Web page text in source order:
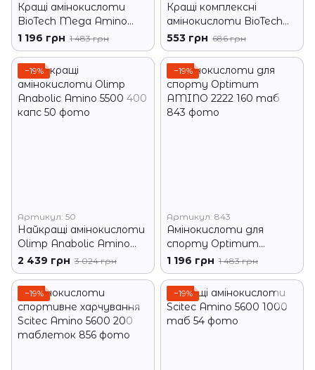
Кращі амінокислоти
BioTech Mega Amino
3200 300 табл
1 196 грн 1 483 грн
Кращі комплексні
амінокислоти BioTech
Mega Amino 3200 100
таб
553 грн 686 грн
−19%
Артикул: 50
Найкращі амінокислоти
Olimp Anabolic Amino
5500 400 капс
2 439 грн 3 024 грн
−19%
Артикул: 843
Амінокислоти для
спорту Optimum
AMINO 2222 160 таб
1 196 грн 1 483 грн
−19% −19%